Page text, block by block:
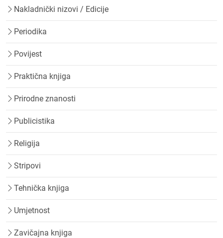
Nakladnički nizovi / Edicije
Periodika
Povijest
Praktična knjiga
Prirodne znanosti
Publicistika
Religija
Stripovi
Tehnička knjiga
Umjetnost
Zavičajna knjiga